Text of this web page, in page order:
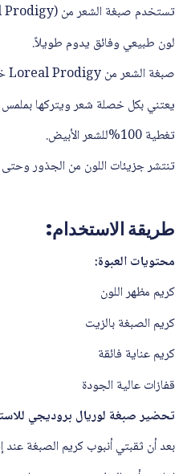
تستخدم صبغة الشعر من (Loreal Prodigy) قوة تقنية الزيوت المصغرة لتوزيع اللون بعمق داخل الشعر.
لون طبيعي وفائق يدوم طويلاً.
صبغة الشعر من Loreal Prodigy خالية من الأمونيا.
يعتني بكل خصلة شعر ويتركها بملمس
تغطية 100%للشعر الأبيض.
تنتشر جزيئات اللون من الجذور وحتى
طريقة الاستخدام:
محتويات العبوة:
كريم مظهر اللون
كريم الصبغة بالزيت
كريم عناية فائقة
قفازات عالية الجودة
تحضير صبغة لوريال بروديجي
بعد أن ثقبتي أنبوب كريم الصبغة